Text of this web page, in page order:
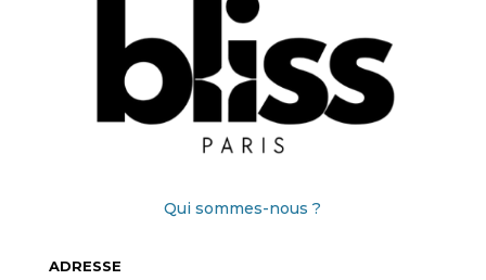
Qui sommes-nous ?
ADRESSE